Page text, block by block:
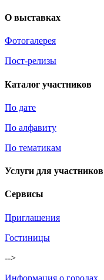
О выставках
Фотогалерея
Пост-релизы
Каталог участников
По дате
По алфавиту
По тематикам
Услуги для участников
Сервисы
Приглашения
Гостиницы
-->
Информация о городах